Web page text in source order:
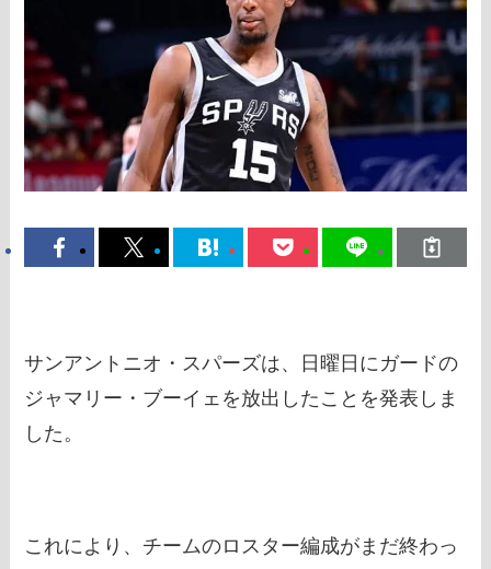
サンアントニオ・スパーズは、日曜日にガードの
ジャマリー・ブーイェを放出したことを発表しま
した。
これにより、チームのロスター編成がまだ終わっ